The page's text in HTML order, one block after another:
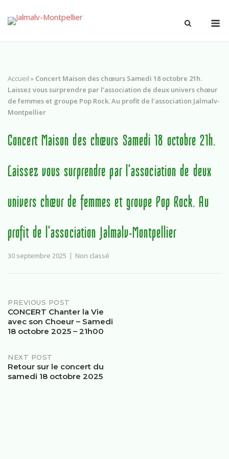
Accueil » Concert Maison des chœurs Samedi 18 octobre 21h.
Laissez vous surprendre par l’association de deux univers chœur
de femmes et groupe Pop Rock. Au profit de l’association Jalmalv-
Montpellier
Concert Maison des chœurs Samedi 18 octobre 21h.
Laissez vous surprendre par l’association de deux
univers chœur de femmes et groupe Pop Rock. Au
profit de l’association Jalmalv-Montpellier
30 septembre 2025 Non classé
PREVIOUS POST
CONCERT Chanter la Vie
avec son Choeur – Samedi
18 octobre 2025 – 21h00
NEXT POST
Retour sur le concert du
samedi 18 octobre 2025